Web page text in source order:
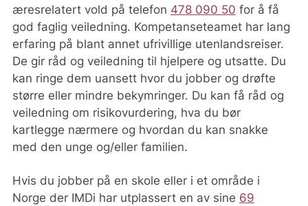
æresrelatert vold på telefon 478 090 50 for å få
god faglig veiledning. Kompetanseteamet har lang
erfaring på blant annet ufrivillige utenlandsreiser.
De gir råd og veiledning til hjelpere og utsatte. Du
kan ringe dem uansett hvor du jobber og drøfte
større eller mindre bekymringer. Du kan få råd og
veiledning om risikovurdering, hva du bør
kartlegge nærmere og hvordan du kan snakke
med den unge og/eller familien.
Hvis du jobber på en skole eller i et område i
Norge der IMDi har utplassert en av sine 69